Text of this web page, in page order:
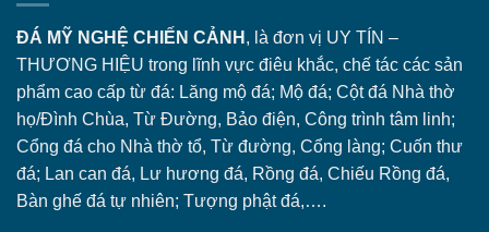
ĐÁ MỸ NGHỆ CHIẾN CẢNH , là đơn vị UY TÍN –
THƯƠNG HIỆU trong lĩnh vực điêu khắc, chế tác các sản
phẩm cao cấp từ đá: Lăng mộ đá; Mộ đá; Cột đá Nhà thờ
họ/Đình Chùa, Từ Đường, Bảo điện, Công trình tâm linh;
Cổng đá cho Nhà thờ tổ, Từ đường, Cổng làng; Cuốn thư
đá; Lan can đá, Lư hương đá, Rồng đá, Chiếu Rồng đá,
Bàn ghế đá tự nhiên; Tượng phật đá,….